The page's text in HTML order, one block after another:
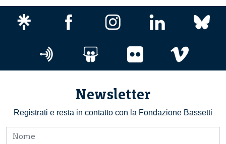
Newsletter
Registrati e resta in contatto con la Fondazione Bassetti